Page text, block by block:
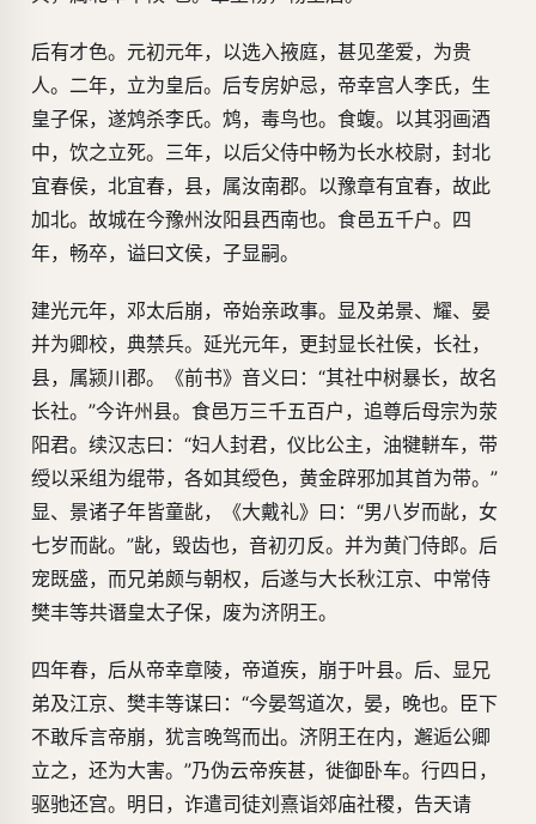
后有才色。元初元年，以选入掖庭，甚见垄爱，为贵
人。二年，立为皇后。后专房妒忌，帝幸宫人李氏，生
皇子保，遂鸩杀李氏。鸩，毒鸟也。食蝮。以其羽画酒
中，饮之立死。三年，以后父侍中畅为长水校尉，封北
宜春侯，北宜春，县，属汝南郡。以豫章有宜春，故此
加北。故城在今豫州汝阳县西南也。食邑五千户。四
年，畅卒，谥曰文侯，子显嗣。
建光元年，邓太后崩，帝始亲政事。显及弟景、耀、晏
并为卿校，典禁兵。延光元年，更封显长社侯，长社，
县，属颍川郡。《前书》音义曰：“其社中树暴长，故名
长社。”今许州县。食邑万三千五百户，追尊后母宗为荥
阳君。续汉志曰：“妇人封君，仪比公主，油犍軿车，带
绶以采组为绲带，各如其绶色，黄金辟邪加其首为带。”
显、景诸子年皆童龀，《大戴礼》曰：“男八岁而龀，女
七岁而龀。”龀，毁齿也，音初刃反。并为黄门侍郎。后
宠既盛，而兄弟颇与朝权，后遂与大长秋江京、中常侍
樊丰等共谮皇太子保，废为济阴王。
四年春，后从帝幸章陵，帝道疾，崩于叶县。后、显兄
弟及江京、樊丰等谋曰：“今晏驾道次，晏，晚也。臣下
不敢斥言帝崩，犹言晚驾而出。济阴王在内，邂逅公卿
立之，还为大害。”乃伪云帝疾甚，徙御卧车。行四日，
驱驰还宫。明日，诈遣司徒刘熹诣郊庙社稷，告天请